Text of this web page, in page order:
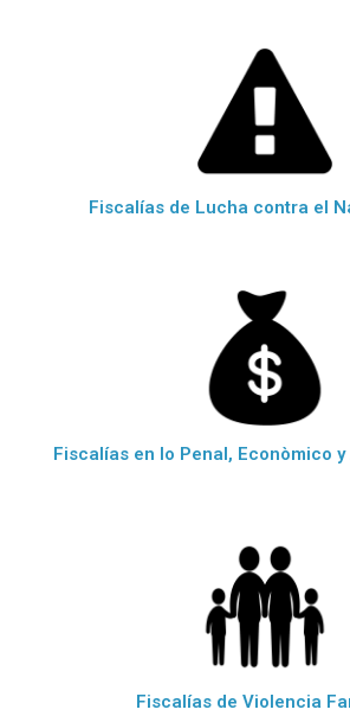
Fiscalías de Lucha contra el
Fiscalías en lo Penal, Econòmico
Fiscalías de Violencia